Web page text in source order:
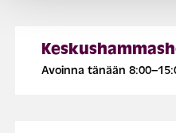
Avoinna tänään